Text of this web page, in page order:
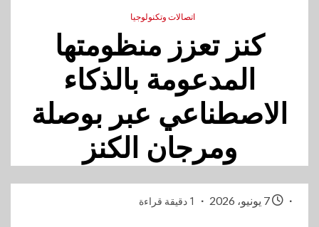
اتصالات وتكنولوجيا
كنز تعزز منظومتها
المدعومة بالذكاء
الاصطناعي عبر بوصلة
ومرجان الكنز
1 دقيقة قراءة